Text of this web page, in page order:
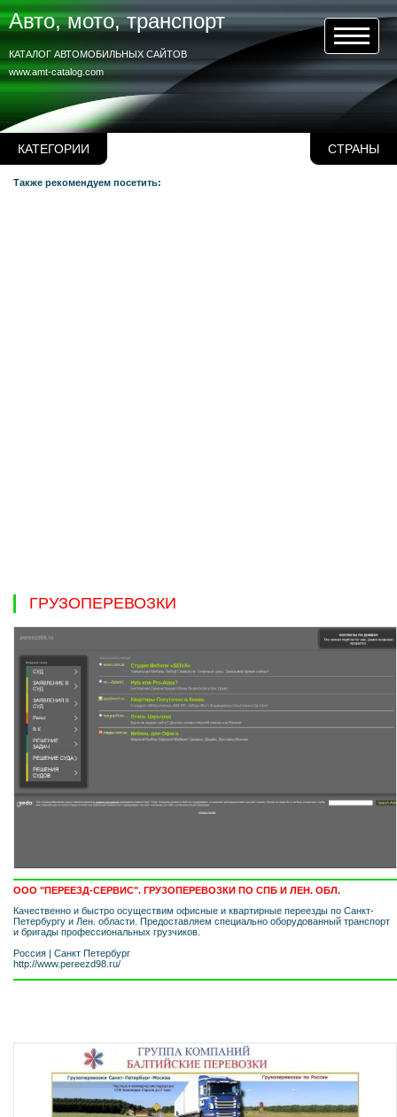
КАТЕГОРИИ СТРАНЫ
Авто, мото, транспорт
www.amt-catalog.com
КАТАЛОГ АВТОМОБИЛЬНЫХ САЙТОВ
Также рекомендуем посетить:
ГРУЗОПЕРЕВОЗКИ
ООО "ПЕРЕЕЗД-СЕРВИС". ГРУЗОПЕРЕВОЗКИ ПО СПБ И ЛЕН. ОБЛ.
Качественно и быстро осуществим офисные и квартирные переезды по Санкт-
Петербургу и Лен. области. Предоставляем специально оборудованный транспорт
и бригады профессиональных грузчиков.
Россия | Санкт Петербург
http://www.pereezd98.ru/